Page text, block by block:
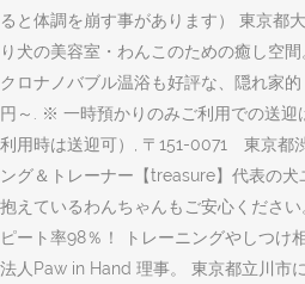
ると体調を崩す事があります） 東京都
り犬の美容室・わんこのための癒し空
クロナノバブル温浴も好評な、隠れ家
円～. ※ 一時預かりのみご利用での送迎
利用時は送迎可）, 〒151-0071 東京都
ング＆トレーナー【treasure】代表の
抱えているわんちゃんもご安心くださ
ピート率98％！ トレーニングやしつけ
法人Paw in Hand 理事。 東京都立川市